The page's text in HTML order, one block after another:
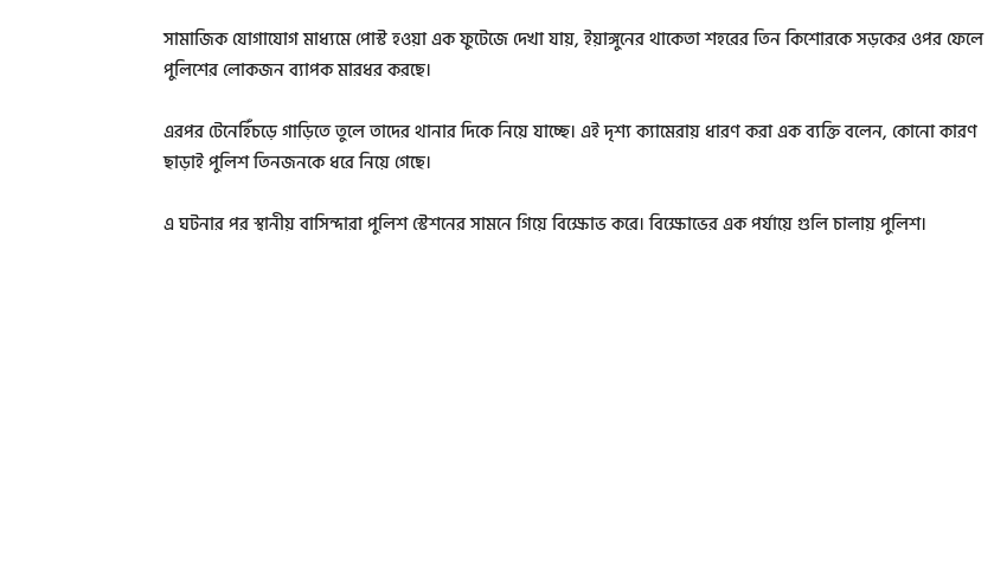
সামাজিক যোগাযোগ মাধ্যমে পোস্ট হওয়া এক ফুটেজে দেখা যায়, ইয়াঙ্গুনের থাকেতা শহরের তিন কিশোরকে সড়কের ওপর ফেলে
পুলিশের লোকজন ব্যাপক মারধর করছে।
এরপর টেনেহিঁচড়ে গাড়িতে তুলে তাদের থানার দিকে নিয়ে যাচ্ছে। এই দৃশ্য ক্যামেরায় ধারণ করা এক ব্যক্তি বলেন, কোনো কারণ
ছাড়াই পুলিশ তিনজনকে ধরে নিয়ে গেছে।
এ ঘটনার পর স্থানীয় বাসিন্দারা পুলিশ স্টেশনের সামনে গিয়ে বিক্ষোভ করে। বিক্ষোভের এক পর্যায়ে গুলি চালায় পুলিশ।